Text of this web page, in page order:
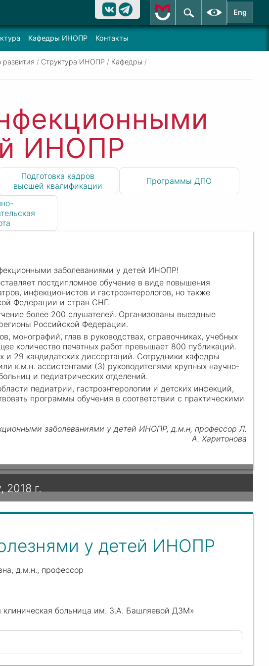
Eng
Кафедры ИНОПР Контакты
развития / Структура ИНОПР / Кафедры /
ИНОПР
Подготовка кадров
высшей квалификации
Программы ДПО
заболеваниями у детей ИНОПР!
постдипломное обучение в виде повышения
инфекционистов и гастроэнтерологов, но также
Федерации и стран СНГ.
более 200 слушателей. Организованы выездные
Российской Федерации.
глав в руководствах, справочниках, учебных
количество печатных работ превышает 800 публикаций.
29 кандидатских диссертаций. Сотрудники кафедры
к.м.н. ассистентами (3) руководителями крупных научно-
и педиатрических отделений.
педиатрии, гастроэнтерологии и детских инфекций,
программы обучения в соответствии с практическими
заболеваниями у детей ИНОПР, д.м.н, профессор Л.
А. Харитонова
г.
у детей ИНОПР
д.м.н., профессор
клиническая больница им. З.А. Башляевой ДЗМ»